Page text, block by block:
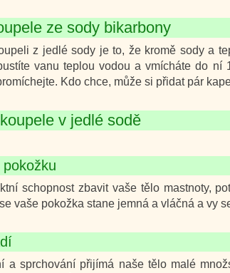
ze sody bikarbony
z jedlé sody je to, že kromě sody a
vanu teplou vodou a vmícháte do ní
Kdo chce, může si přidat pár
v jedlé sodě
schopnost zbavit vaše tělo mastnoty,
vaše pokožka stane jemná a vláčná a vy
a sprchování přijímá naše tělo malé